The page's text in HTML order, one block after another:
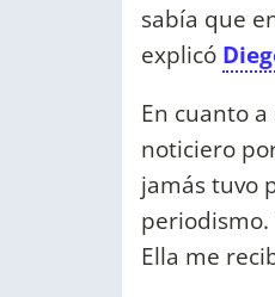
sabía que
explicó
En cuanto
noticiero
jamás tuvo
periodismo.
Ella me